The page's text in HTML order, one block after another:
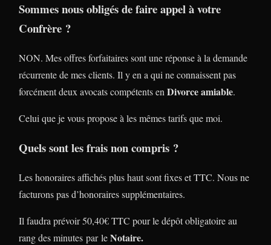
Sommes nous obligés de faire appel à votre
Confrère ?
NON. Mes offres forfaitaires sont une réponse à la demande
récurrente de mes clients. Il y en a qui ne connaissent pas
forcément deux avocats compétents en Divorce amiable.
Celui que je vous propose à les mêmes tarifs que moi.
Quels sont les frais non compris ?
Les honoraires affichés plus haut sont fixes et TTC. Nous ne
facturons pas d’honoraires supplémentaires.
Il faudra prévoir 50,40€ TTC pour le dépôt obligatoire au
rang des minutes par leNotaire.